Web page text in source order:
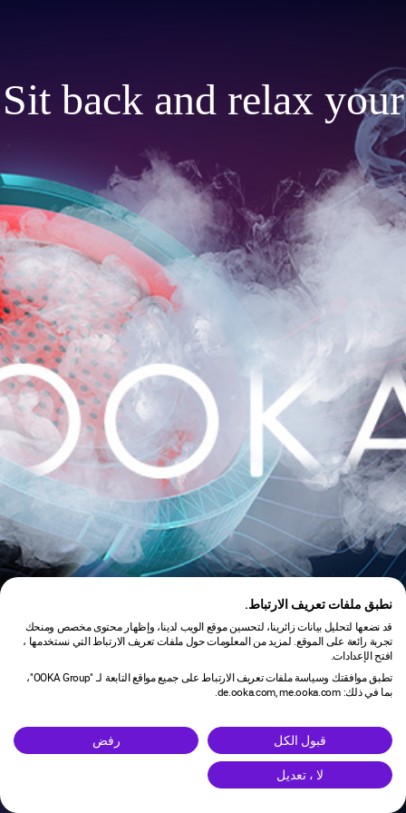
Sit back and relax your
is under maintenance.
نطبق ملفات تعريف الارتباط.
قد نضعها لتحليل بيانات زائرينا، لتحسين موقع الويب لدينا، وإظهار محتوى مخصص ومنحك
تجربة رائعة على الموقع. لمزيد من المعلومات حول ملفات تعريف الارتباط التي نستخدمها ،
افتح الإعدادات.
تطبق موافقتك وسياسة ملفات تعريف الارتباط على جميع مواقع التابعة لـ "OOKA Group"،
بما في ذلك: de.ooka.com, me.ooka.com.
قبول الكل رفض
لا ، تعديل